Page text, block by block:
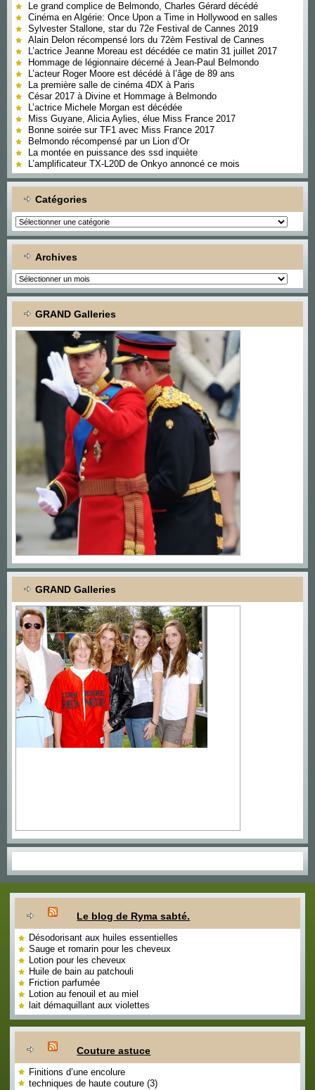
Le grand complice de Belmondo, Charles Gérard décédé
Cinéma en Algérie: Once Upon a Time in Hollywood en salles
Sylvester Stallone, star du 72e Festival de Cannes 2019
Alain Delon récompensé lors du 72èm Festival de Cannes
L’actrice Jeanne Moreau est décédée ce matin 31 juillet 2017
Hommage de légionnaire décerné à Jean-Paul Belmondo
L’acteur Roger Moore est décédé à l’âge de 89 ans
La première salle de cinéma 4DX à Paris
César 2017 à Divine et Hommage à Belmondo
L’actrice Michele Morgan est décédée
Miss Guyane, Alicia Aylies, élue Miss France 2017
Bonne soirée sur TF1 avec Miss France 2017
Belmondo récompensé par un Lion d’Or
La montée en puissance des ssd inquiète
L’amplificateur TX-L20D de Onkyo annoncé ce mois
Catégories
Catégories
Archives
Archives
GRAND Galleries
GRAND Galleries
Le blog de Ryma sabté.
Désodorisant aux huiles essentielles
Sauge et romarin pour les cheveux
Lotion pour les cheveux
Huile de bain au patchouli
Friction parfumée
Lotion au fenouil et au miel
lait démaquillant aux violettes
Couture astuce
Finitions d’une encolure
techniques de haute couture (3)